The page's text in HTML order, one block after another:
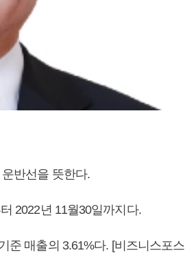
반선을 뜻한다.
2022년 11월30일까지다.
준 매출의 3.61%다. [비즈니스포스